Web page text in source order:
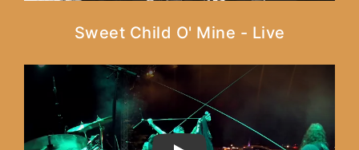
Sweet Child O' Mine - Live